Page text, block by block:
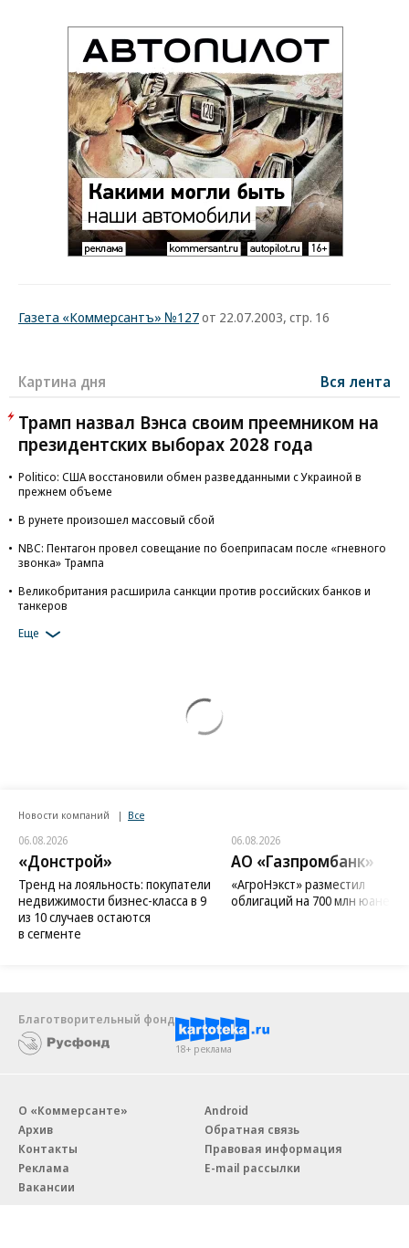
Газета «Коммерсантъ» №127от 22.07.2003, стр. 16
Картина дня Вся лента
Трамп назвал Вэнса своим преемником на
президентских выборах 2028 года
Politico: США восстановили обмен разведданными с Украиной в
прежнем объеме
В рунете произошел массовый сбой
NBC: Пентагон провел совещание по боеприпасам после «гневного
звонка» Трампа
Великобритания расширила санкции против российских банков и
танкеров
Еще
Новости компаний Все
06.08.2026
«Донстрой»
Тренд на лояльность: покупатели
недвижимости бизнес-класса в 9
из 10 случаев остаются
в сегменте
06.08.2026
АО «Газпромбанк»
«АгроНэкст» разместил
облигаций на 700 млн юаней
Благотворительный фонд
18+ реклама
О «Коммерсанте»
Архив
Контакты
Реклама
Вакансии
Android
Обратная связь
Правовая информация
E-mail рассылки